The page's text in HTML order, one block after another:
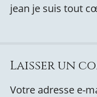
jean je suis tout
Laisser un
Votre adresse e-